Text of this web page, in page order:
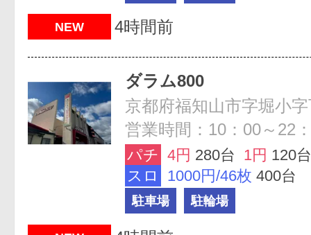
NEW 4時間前
ダラム800
営業時間：10：00～22
パチ 4円 280台 1円 120台
スロ
1000円/46枚 400台
駐車場 駐輪場